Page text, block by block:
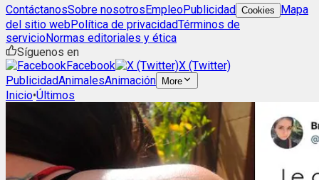
ContáctanosSobre nosotrosEmpleoPublicidad Cookies
Mapa
del sitio webPolítica de privacidadTérminos de
servicioNormas editoriales y ética
Síguenos en
Facebook
X (Twitter)
PublicidadAnimalesAnimación More
Inicio•Últimos